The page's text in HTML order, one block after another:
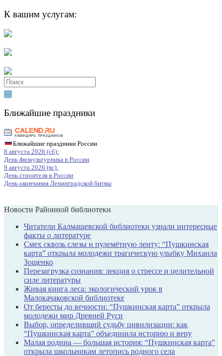
К вашим услугам:
Search
for:
Ближайшие праздники
Ближайшие праздники России
8 августа 2026 (сб):
День физкультурника в России
9 августа 2026 (вс):
День строителя в России
День окончания Ленинградской битвы
Новости Районной библиотеки
Читатели Калмашевской библиотеки узнали интересные
факты о литературе
Смех сквозь слезы и пулемётную ленту: “Пушкинская
карта” открыла молодежи трагическую улыбку Михаила
Зощенко
Перезагрузка сознания: лекция о стрессе и целительной
силе литературы
Живая книга леса: экологический урок в
Малокачаковской библиотеке
От бересты до вечности: “Пушкинская карта” открыла
молодежи мир Древней Руси
Выбор, определивший судьбу цивилизации: как
“Пушкинская карта” объединила историю и веру
Малая родина — большая история: “Пушкинская карта”
открыла школьникам летопись родного села